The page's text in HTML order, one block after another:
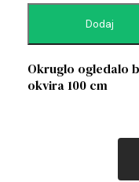
Dodaj
Okruglo ogledalo
okvira 100 cm